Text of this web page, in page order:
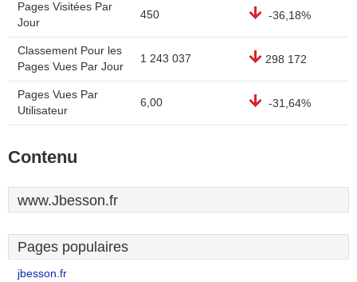
Pages Visitées Par
Jour
450 -36,18%
Classement Pour les
Pages Vues Par Jour
1 243 037 298 172
Pages Vues Par
Utilisateur
6,00 -31,64%
Contenu
www.Jbesson.fr
Pages populaires
jbesson.fr